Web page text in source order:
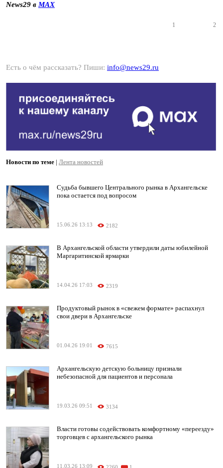
News29 в MAX
1 2
Есть о чём рассказать? Пиши: info@news29.ru
Новости по теме | Лента новостей
Судьба бывшего Центрального рынка в Архангельске
пока остается под вопросом
15.06.26 13:13 2182
В Архангельской области утвердили даты юбилейной
Маргаритинской ярмарки
14.04.26 17:03 2319
Продуктовый рынок в «свежем формате» распахнул
свои двери в Архангельске
01.04.26 19:01 7615
Архангельскую детскую больницу признали
небезопасной для пациентов и персонала
19.03.26 09:51 3134
Власти готовы содействовать комфортному «переезду»
торговцев с архангельского рынка
11.03.26 13:09